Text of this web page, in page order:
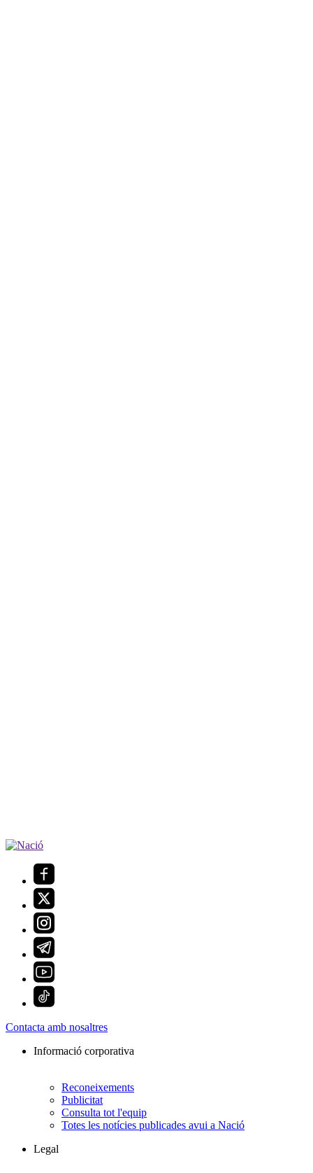
Contacta amb nosaltres
Informació corporativa
Reconeixements
Publicitat
Consulta tot l'equip
Totes les notícies publicades avui a Nació
Legal